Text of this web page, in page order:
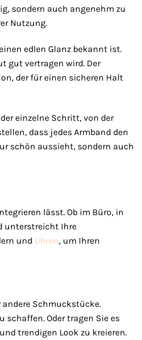
sondern auch angenehm zu
Nutzung.
edlen Glanz bekannt ist.
gut vertragen wird. Der
der für einen sicheren Halt
einzelne Schritt, von der
dass jedes Armband den
schön aussieht, sondern auch
lässt. Ob im Büro, in
unterstreicht Ihre
und Uhren, um Ihren
andere Schmuckstücke.
schaffen. Oder tragen Sie es
trendigen Look zu kreieren.